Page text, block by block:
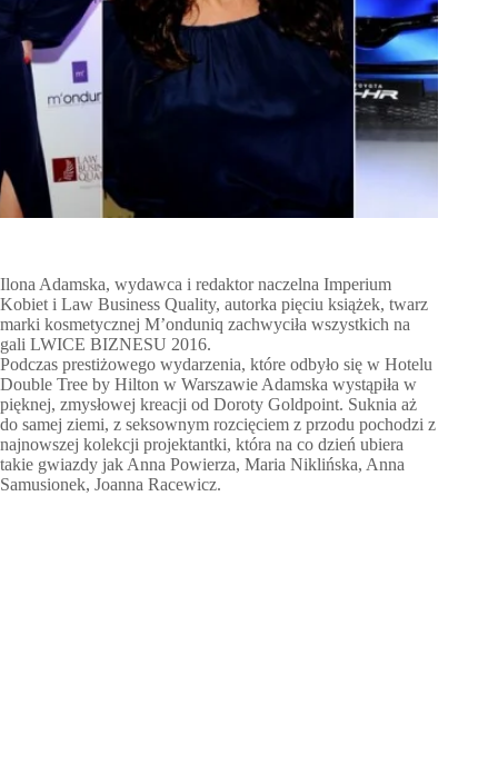
Ilona Adamska, wydawca i redaktor naczelna Imperium
Kobiet i Law Business Quality, autorka pięciu książek, twarz
marki kosmetycznej M’onduniq zachwyciła wszystkich na
gali LWICE BIZNESU 2016.
Podczas prestiżowego wydarzenia, które odbyło się w Hotelu
Double Tree by Hilton w Warszawie Adamska wystąpiła w
pięknej, zmysłowej kreacji od Doroty Goldpoint. Suknia aż
do samej ziemi, z seksownym rozcięciem z przodu pochodzi z
najnowszej kolekcji projektantki, która na co dzień ubiera
takie gwiazdy jak Anna Powierza, Maria Niklińska, Anna
Samusionek, Joanna Racewicz.